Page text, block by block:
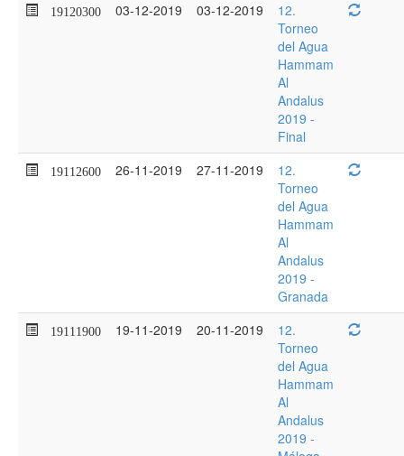
19120300 03-12-2019 03-12-2019
12.
Torneo
del Agua
Hammam
Al
Andalus
2019 -
Final
19112600 26-11-2019 27-11-2019
12.
Torneo
del Agua
Hammam
Al
Andalus
2019 -
Granada
19111900 19-11-2019 20-11-2019
12.
Torneo
del Agua
Hammam
Al
Andalus
2019 -